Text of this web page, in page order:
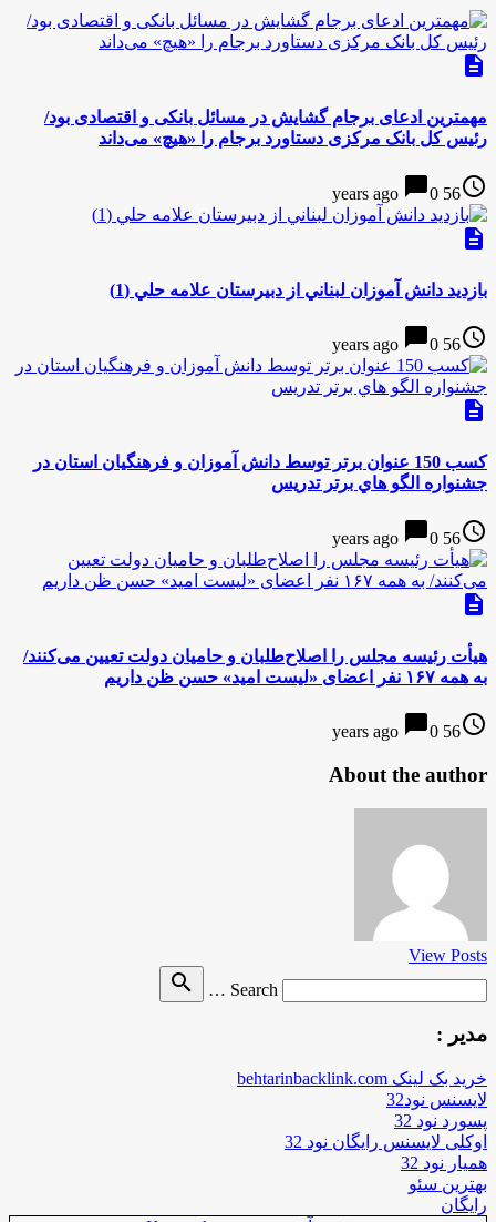
description
مهمترین ادعای برجام گشایش در مسائل بانکی و اقتصادی بود/
رئیس‌ کل بانک مرکزی دستاورد برجام را «هیچ» می‌داند
access_time
56 years ago
chat_bubble0
description
بازديد دانش آموزان لبناني از دبيرستان علامه حلي (1)
access_time
56 years ago
chat_bubble0
description
كسب 150 عنوان برتر توسط دانش آموزان و فرهنگيان استان در
جشنواره الگو هاي برتر تدريس
access_time
56 years ago
chat_bubble0
description
هیأت رئیسه مجلس را اصلاح‌طلبان و حامیان دولت تعیین می‌کنند/
به همه ۱۶۷ نفر اعضای «لیست امید» حسن ظن داریم
access_time
56 years ago
chat_bubble0
About the author
View Posts
Search …
search
مدیر :
خرید بک لینک behtarinbacklink.com
لایسنس نود32
پسورد نود 32
اوکلی لایسنس رایگان نود 32
همیار نود 32
بهترین سئو
رایگان